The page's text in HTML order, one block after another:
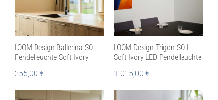
LOOM Design Ballerina SO
Pendelleuchte Soft Ivory
355,00 €
LOOM Design Trigon SO L
Soft Ivory LED-Pendelleuchte
1.015,00 €